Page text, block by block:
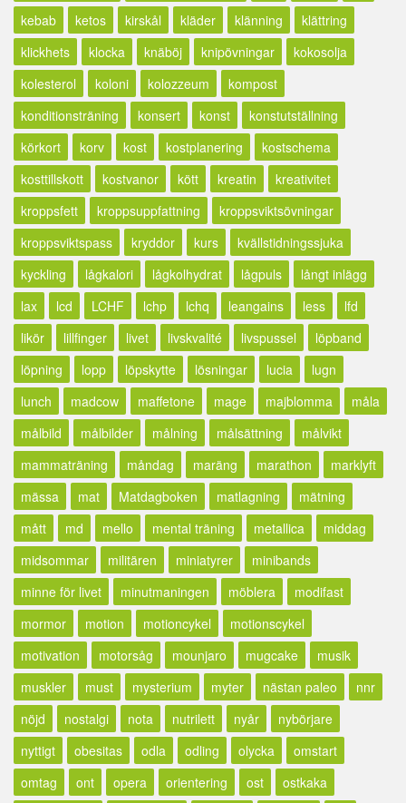
kebab
ketos kirskål kläder klänning
klättring
klickhets
klocka knäböj knipövningar
kokosolja
kolesterol
koloni kolozzeum
kompost
konditionsträning
konsert konst
konstutställning
körkort
korv kost kostplanering
kostschema
kosttillskott
kostvanor kött kreatin
kreativitet
kroppsfett
kroppsuppfattning
kroppsviktsövningar
kroppsviktspass
kryddor kurs
kvällstidningssjuka
kyckling
lågkalori lågkolhydrat lågpuls
långt inlägg
lax
lcd LCHF lchp lchq leangains less
lfd
likör
lillfinger livet livskvalité livspussel
löpband
löpning
lopp löpskytte lösningar lucia
lugn
lunch
madcow maffetone mage majblomma
måla
målbild
målbilder målning målsättning
målvikt
mammaträning
måndag maräng marathon
marklyft
mässa
mat Matdagboken matlagning
mätning
mått
md mello mental träning metallica
middag
midsommar
militären miniatyrer
minibands
minne för livet
minutmaningen möblera
modifast
mormor
motion motioncykel
motionscykel
motivation
motorsåg mounjaro mugcake
musik
muskler
must mysterium myter nästan paleo
nnr
nöjd
nostalgi nota nutrilett nyår
nybörjare
nyttigt
obesitas odla odling olycka
omstart
omtag
ont opera orientering ost
ostkaka